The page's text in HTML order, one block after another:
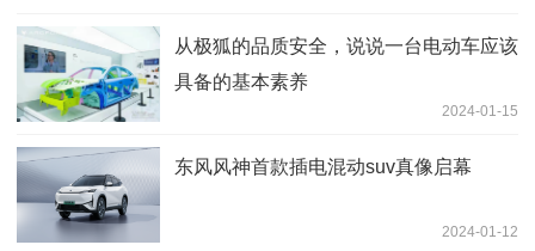
从极狐的品质安全，说说一台电动车应该
具备的基本素养
2024-01-15
东风风神首款插电混动suv真像启幕
2024-01-12